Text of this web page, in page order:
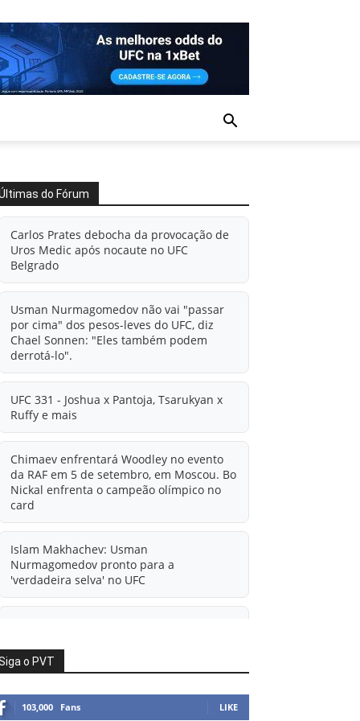
do Fórum
Carlos Prates debocha da provocação de
Uros Medic após nocaute no UFC
Belgrado
Usman Nurmagomedov não vai "passar
por cima" dos pesos-leves do UFC, diz
Chael Sonnen: "Eles também podem
derrotá-lo".
UFC 331 - Joshua x Pantoja, Tsarukyan x
Ruffy e mais
Chimaev enfrentará Woodley no evento
da RAF em 5 de setembro, em Moscou. Bo
Nickal enfrenta o campeão olímpico no
card
Islam Makhachev: Usman
Nurmagomedov pronto para a
'verdadeira selva' no UFC
informações sobre possível mudança
para o UFC após novas negociações.
Islam Makhachev: Há concorrentes
o PVT
103,000 Fans LIKE